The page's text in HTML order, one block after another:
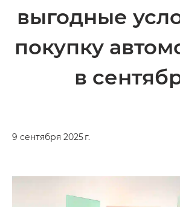
выгодные
покупку
в
9 сентября 2025 г.